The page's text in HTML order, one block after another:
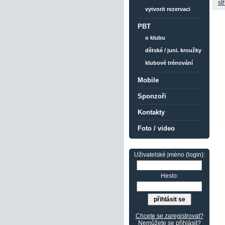
vytvorit rezervaci
PBT
o klubu
dětské / juni. kroužky
klubové trénování
Mobile
Sponzoři
Kontakty
Foto / video
Uživatelské jméno (login):
Heslo:
Chcete se zaregistrovat?
Nemůžete se přihlásit?